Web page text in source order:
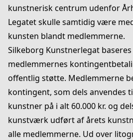
kunstnerisk centrum udenfor
Legatet skulle samtidig være
kunsten blandt medlemmerne.
Silkeborg Kunstnerlegat
medlemmernes
offentlig støtte. Medlemmerne
kontingent, som dels anvendes
kunstner på i alt 60.000 kr. og
kunstværk udført af årets
alle medlemmerne. Ud over